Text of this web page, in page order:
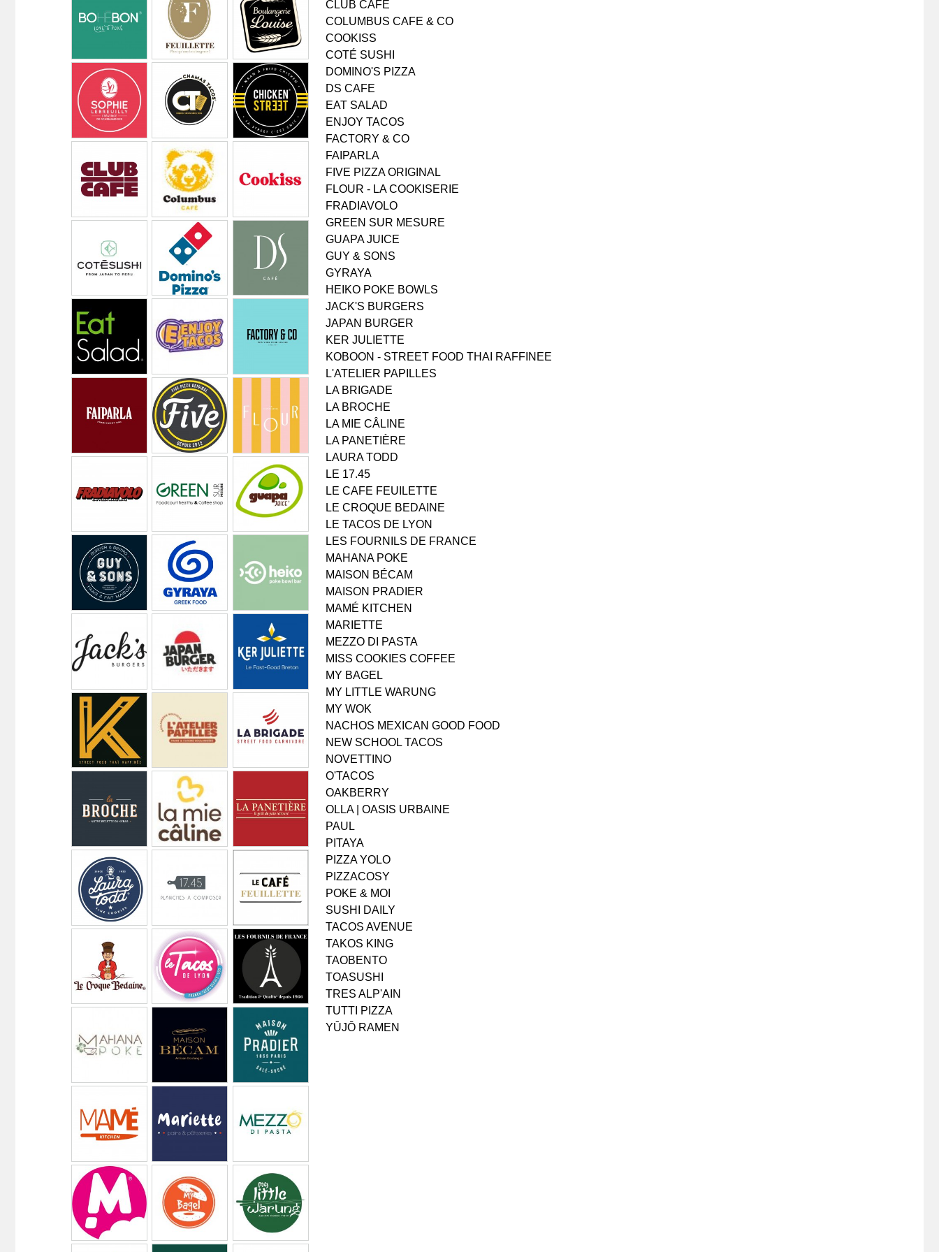
CLUB CAFÉ
COLUMBUS CAFE & CO
COOKISS
COTÉ SUSHI
DOMINO'S PIZZA
DS CAFE
EAT SALAD
ENJOY TACOS
FACTORY & CO
FAIPARLA
FIVE PIZZA ORIGINAL
FLOUR - LA COOKISERIE
FRADIAVOLO
GREEN SUR MESURE
GUAPA JUICE
GUY & SONS
GYRAYA
HEIKO POKE BOWLS
JACK'S BURGERS
JAPAN BURGER
KER JULIETTE
KOBOON - STREET FOOD THAI RAFFINEE
L'ATELIER PAPILLES
LA BRIGADE
LA BROCHE
LA MIE CÂLINE
LA PANETIÈRE
LAURA TODD
LE 17.45
LE CAFE FEUILETTE
LE CROQUE BEDAINE
LE TACOS DE LYON
LES FOURNILS DE FRANCE
MAHANA POKE
MAISON BÉCAM
MAISON PRADIER
MAMÉ KITCHEN
MARIETTE
MEZZO DI PASTA
MISS COOKIES COFFEE
MY BAGEL
MY LITTLE WARUNG
MY WOK
NACHOS MEXICAN GOOD FOOD
NEW SCHOOL TACOS
NOVETTINO
O'TACOS
OAKBERRY
OLLA | OASIS URBAINE
PAUL
PITAYA
PIZZA YOLO
PIZZACOSY
POKE & MOI
SUSHI DAILY
TACOS AVENUE
TAKOS KING
TAOBENTO
TOASUSHI
TRES ALP'AIN
TUTTI PIZZA
YŪJŌ RAMEN